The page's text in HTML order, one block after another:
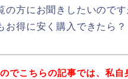
の方にお聞きしたいので
お得に安く購入できたら
でこちらの記事では、私